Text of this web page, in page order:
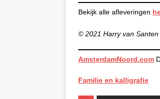
Bekijk alle afleveringen
© 2021 Harry van
AmsterdamNoord.com
Familie en kalligrafie